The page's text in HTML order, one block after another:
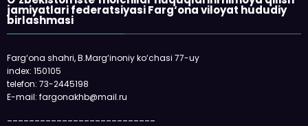
O‘zbekiston iste’molchilar huquqlarini himoya qilish